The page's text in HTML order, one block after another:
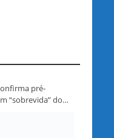
pré-
“sobrevida” do